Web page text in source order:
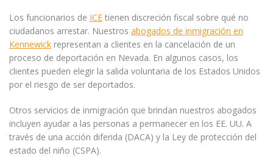
Los funcionarios de ICE tienen discreción fiscal sobre qué no
ciudadanos arrestar. Nuestros abogados de inmigración en
Kennewick representan a clientes en la cancelación de un
proceso de deportación en Nevada. En algunos casos, los
clientes pueden elegir la salida voluntaria de los Estados Unidos
por el riesgo de ser deportados.
Otros servicios de inmigración que brindan nuestros abogados
incluyen ayudar a las personas a permanecer en los EE. UU. A
través de una acción diferida (DACA) y la Ley de protección del
estado del niño (CSPA).